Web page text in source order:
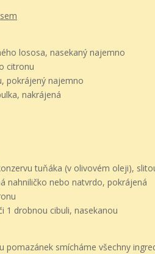
lososa, nasekaný najemno
citronu
pokrájený najemno
nakrájená
tuňáka (v olivovém oleji),
nahniličko nebo natvrdo, pokrájená
1 drobnou cibuli, nasekanou
pomazánek smícháme všechny